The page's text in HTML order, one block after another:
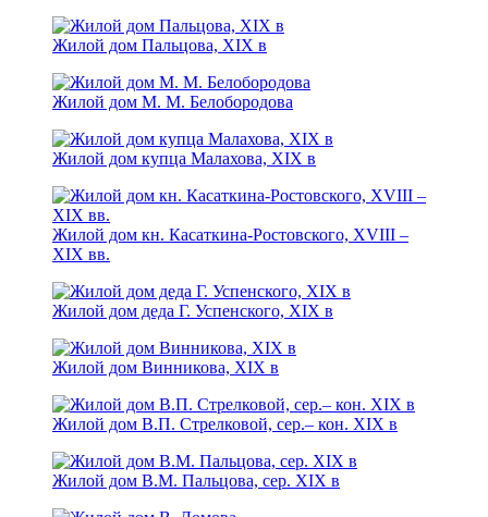
Жилой дом Пальцова, XIX в
Жилой дом М. М. Белобородова
Жилой дом купца Малахова, XIX в
Жилой дом кн. Касаткина-Ростовского, XVIII –
XIX вв.
Жилой дом деда Г. Успенского, XIX в
Жилой дом Винникова, XIX в
Жилой дом В.П. Стрелковой, сер.– кон. XIX в
Жилой дом В.М. Пальцова, сер. XIX в